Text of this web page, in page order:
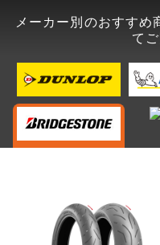
メーカー別のおすすめ
て